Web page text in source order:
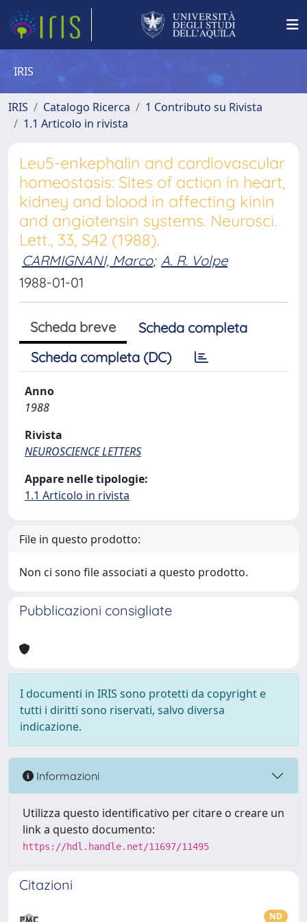
IRIS
IRIS Catalogo Ricerca
1 Contributo su Rivista
1.1 Articolo in rivista
Leu5-enkephalin and cardiovascular
homeostasis: Sites of action in heart,
kidney and blood in affecting kinin
and angiotensin systems. Neurosci.
Lett., 33, S42 (1988).
CARMIGNANI, Marco; A. R. Volpe
1988-01-01
Scheda breve
Scheda completa
Scheda completa (DC)
Anno
1988
Rivista
NEUROSCIENCE LETTERS
Appare nelle tipologie:
1.1 Articolo in rivista
File in questo prodotto:
Non ci sono file associati a questo prodotto.
Pubblicazioni consigliate
I documenti in IRIS sono protetti da copyright e
tutti i diritti sono riservati, salvo diversa
indicazione.
Informazioni
Utilizza questo identificativo per citare o creare un
link a questo documento:
https://hdl.handle.net/11697/11495
Citazioni
ND